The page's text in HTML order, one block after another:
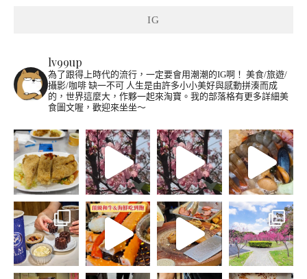
IG
lv99up
為了跟得上時代的流行，一定要會用潮潮的IG啊！ 美食/旅遊/
攝影/咖啡 缺一不可 人生是由許多小小美好與感動拼湊而成
的，世界這麼大，作夥一起來淘寶。我的部落格有更多詳細美
食圖文喔，歡迎來坐坐～